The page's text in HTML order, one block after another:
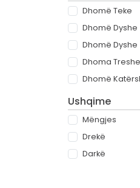
Dhomë Teke
Dhomë
Dhomë Dyshe
Dhoma Treshe
Dhomë
Ushqime
Mëngjes
Drekë
Darkë